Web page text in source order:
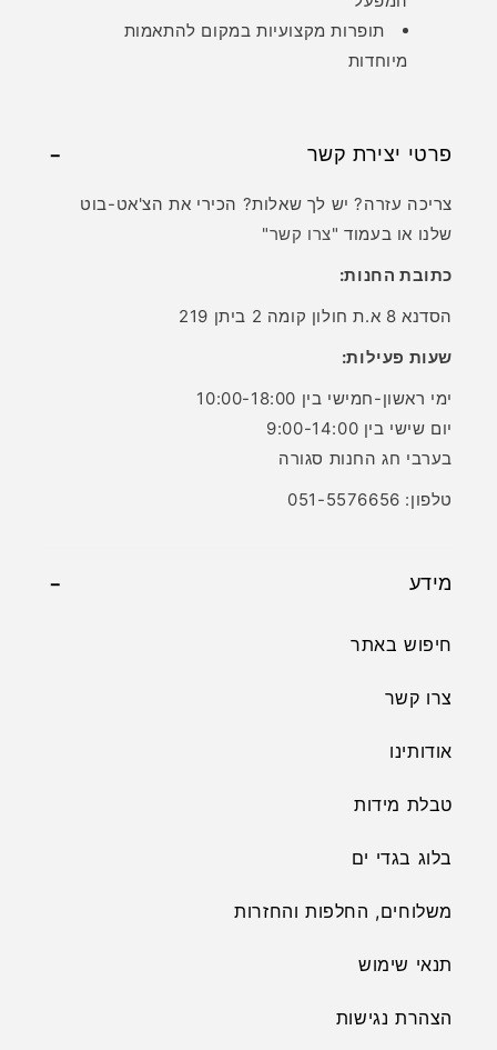
תופרות מקצועיות במקום להתאמות
מיוחדות
פרטי יצירת קשר
צריכה עזרה? יש לך שאלות? הכירי את הצ'אט-בוט
שלנו או בעמוד "צרו קשר"
כתובת החנות:
הסדנא 8 א.ת חולון קומה 2 ביתן 219
שעות פעילות:
ימי ראשון-חמישי בין 10:00-18:00
יום שישי בין 9:00-14:00
בערבי חג החנות סגורה
טלפון: 051-5576656
מידע
חיפוש באתר
צרו קשר
אודותינו
טבלת מידות
בלוג בגדי ים
משלוחים, החלפות והחזרות
תנאי שימוש
הצהרת נגישות